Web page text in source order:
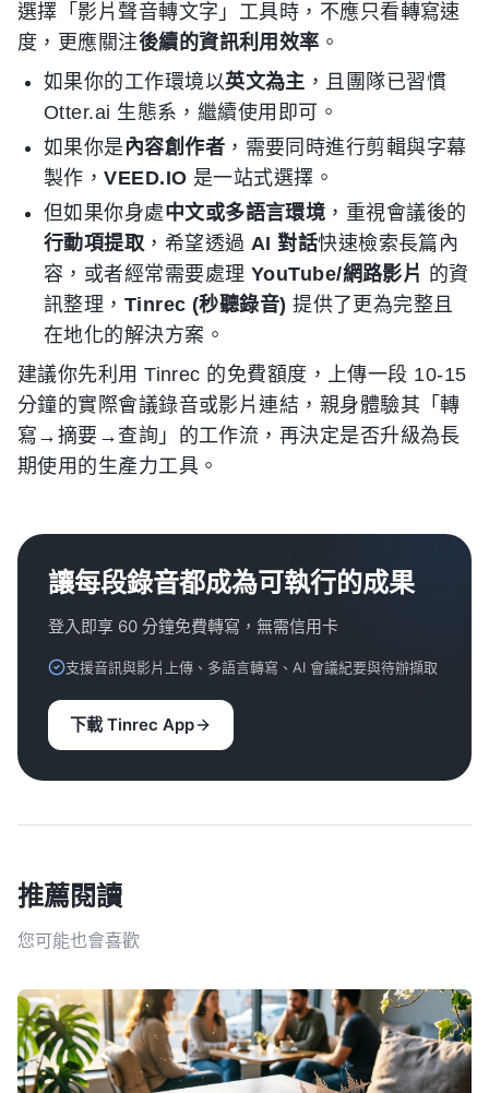
選擇「影片聲音轉文字」工具時，不應只看轉寫速
度，更應關注後續的資訊利用效率 。
如果你的工作環境以英文為主 ，且團隊已習慣
Otter.ai 生態系，繼續使用即可。
如果你是 內容創作者 ，需要同時進行剪輯與字幕
製作，VEED.IO 是一站式選擇。
但如果你身處中文或多語言環境 ，重視會議後的
行動項提取 ，希望透過 AI 對話快速檢索長篇內
容，或者經常需要處理 YouTube/網路影片 的資
訊整理， Tinrec (秒聽錄音) 提供了更為完整且
在地化的解決方案。
建議你先利用 Tinrec 的免費額度，上傳一段 10-15
分鐘的實際會議錄音或影片連結，親身體驗其「轉
寫→摘要→查詢」的工作流，再決定是否升級為長
期使用的生產力工具。
讓每段錄音都成為可執行的成果
登入即享 60 分鐘免費轉寫，無需信用卡
支援音訊與影片上傳、多語言轉寫、AI 會議紀要與待辦擷取
下載 Tinrec App
推薦閱讀
您可能也會喜歡